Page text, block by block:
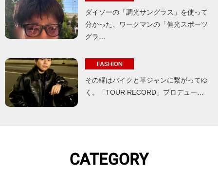
ダイソーの「調光サングラス」を使って
分かった、ワークマンの「偏光スポーツ
グラ…
FASHION
その縁はバイクと革ジャンに繋がってゆ
く。「TOUR RECORD」プロデュー…
CATEGORY